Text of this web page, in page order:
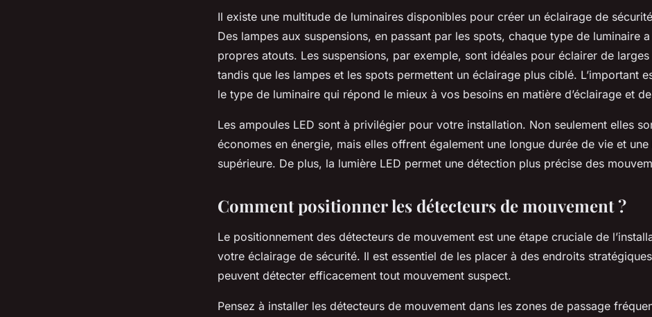
Il existe une multitude de luminaires disponibles pour créer un éclairage de
Des lampes aux suspensions, en passant par les spots, chaque type de luminaire a
propres atouts. Les suspensions, par exemple, sont idéales pour éclairer de larges
tandis que les lampes et les spots permettent un éclairage plus ciblé. L’important
le type de luminaire qui répond le mieux à vos besoins en matière d’éclairage et
Les ampoules LED sont à privilégier pour votre installation. Non seulement elles
économes en énergie, mais elles offrent également une longue durée de vie et
supérieure. De plus, la lumière LED permet une détection plus précise des
Comment positionner les détecteurs de mouvement ?
Le positionnement des détecteurs de mouvement est une étape cruciale de
votre éclairage de sécurité. Il est essentiel de les placer à des endroits
peuvent détecter efficacement tout mouvement suspect.
Pensez à installer les détecteurs de mouvement dans les zones de passage